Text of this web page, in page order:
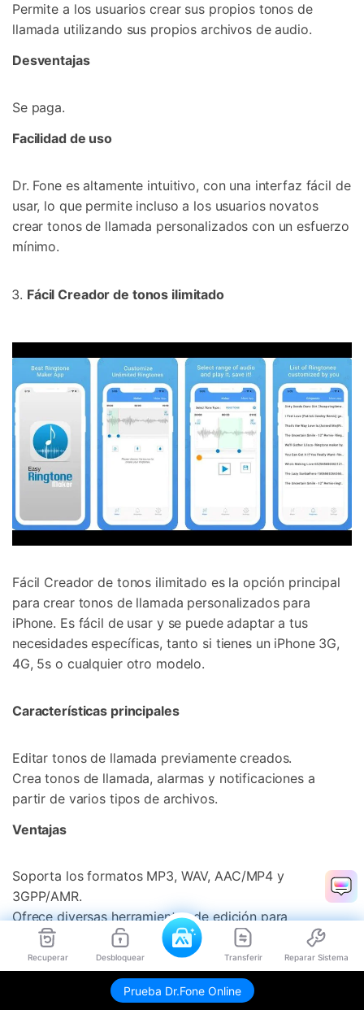
Recuperar Desbloquear Transferir Reparar Sistema
Prueba Dr.Fone Online
Permite a los usuarios crear sus propios tonos de
llamada utilizando sus propios archivos de audio.
Desventajas
Se paga.
Facilidad de uso
Dr. Fone es altamente intuitivo, con una interfaz fácil de
usar, lo que permite incluso a los usuarios novatos
crear tonos de llamada personalizados con un esfuerzo
mínimo.
Fácil Creador de tonos ilimitado
Fácil Creador de tonos ilimitado es la opción principal
para crear tonos de llamada personalizados para
iPhone. Es fácil de usar y se puede adaptar a tus
necesidades específicas, tanto si tienes un iPhone 3G,
4G, 5s o cualquier otro modelo.
Características principales
Editar tonos de llamada previamente creados.
Crea tonos de llamada, alarmas y notificaciones a
partir de varios tipos de archivos.
Ventajas
Soporta los formatos MP3, WAV, AAC/MP4 y
3GPP/AMR.
Ofrece diversas herramientas de edición para
personalizar los tonos de llamada.
desventajas